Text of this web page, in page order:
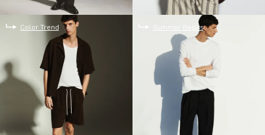
Color Trend Summer Basics